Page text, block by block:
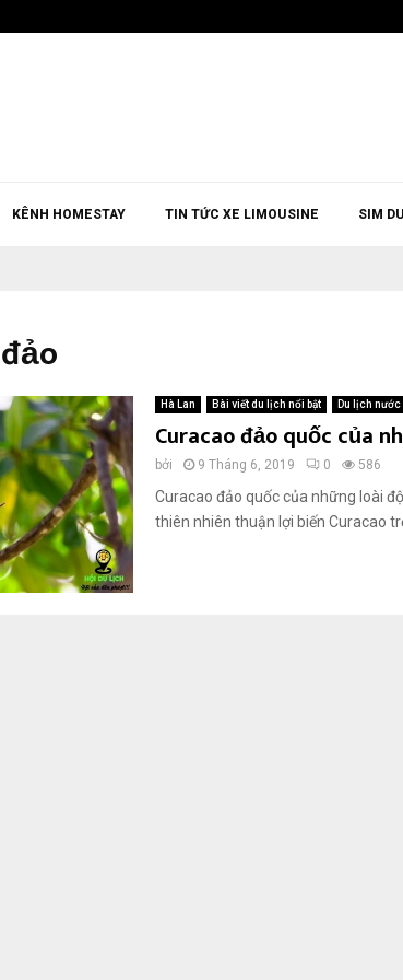
KÊNH HOMESTAY TIN TỨC XE LIMOUSINE SIM
Hà Lan Bài viết du lịch nổi bật Du lịch
Curacao đảo quốc của
bởi 9 Tháng 6, 2019 0 586
Curacao đảo quốc của những loài
thiên nhiên thuận lợi biến Curacao